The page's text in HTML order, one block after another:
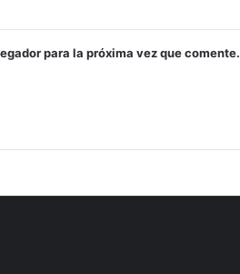
para la próxima vez que comente.